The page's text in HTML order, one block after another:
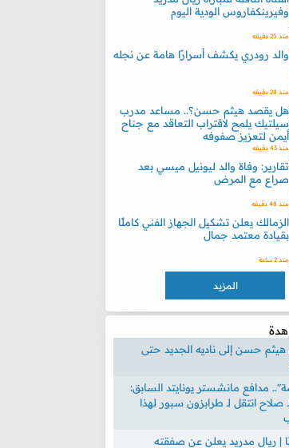
وفيرينكفاروس الودية اليوم
منذ 25 دقيقه
والد رودري يكشف أسرارًا هامة عن نجله
منذ 28 دقيقه
هل يقصد هيثم حسن؟.. مساعد مدرب
سيلتيك يلمح لاقتراب التعاقد مع جناح
أيمن لتعزيز صفوفه
منذ 43 دقيقه
تقارير: وفاة والد ليونيل ميسي بعد
صراع مع المرض
منذ 48 دقيقه
الزمالك يعلن تشكيل الجهاز الفني كاملًا
بقيادة معتمد جمال
منذ 2 ساعة
المزيد
حسن إلى ناديه الجديد حتى
مدافع مانشستر يونايتد السابق:
انتقل لـ طرابزون سبور لهذا
| ريال مدريد يعلن عن صفقته